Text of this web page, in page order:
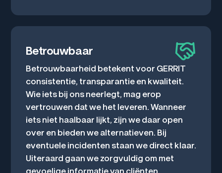
Betrouwbaar
Betrouwbaarheid betekent voor GERRIT
consistentie, transparantie en kwaliteit.
Wie iets bij ons neerlegt, mag erop
vertrouwen dat we het leveren. Wanneer
iets niet haalbaar lijkt, zijn we daar open
over en bieden we alternatieven. Bij
eventuele incidenten staan we direct klaar.
Uiteraard gaan we zorgvuldig om met